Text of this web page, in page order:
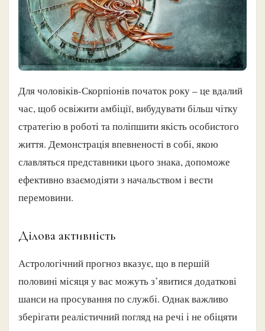
Для чоловіків-Скорпіонів початок року – це вдалий
час, щоб освіжити амбіції, вибудувати більш чітку
стратегію в роботі та поліпшити якість особистого
життя. Демонстрація впевненості в собі, якою
славляться представники цього знака, допоможе
ефективно взаємодіяти з начальством і вести
перемовини.
Ділова активність
Астрологічний прогноз вказує, що в першій
половині місяця у вас можуть з’явитися додаткові
шанси на просування по службі. Однак важливо
зберігати реалістичний погляд на речі і не обіцяти